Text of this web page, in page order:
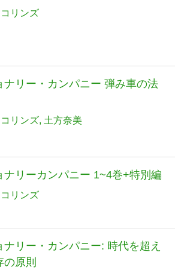
リンズ
ナリー・カンパニー 弾み車の法
リンズ 土方奈美
ナリーカンパニー 1~4巻+特別編
リンズ
ナリー・カンパニー: 時代を超え
の原則